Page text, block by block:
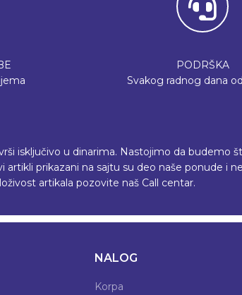
PODRŠKA
Svakog radnog dana
isključivo u dinarima. Nastojimo da budemo
prikazani na sajtu su deo naše ponude i
artikala pozovite naš Call centar.
NALOG
Korpa